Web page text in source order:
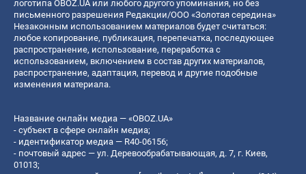
логотипа OBOZ.UA или любого другого упоминания, но без
письменного разрешения Редакции/ООО «Золотая середина»
Незаконным использованием материалов будет считаться:
любое копирование, публикация, перепечатка, последующее
распространение, использование, переработка с
использованием, включением в состав других материалов,
распространение, адаптация, перевод и другие подобные
изменения материала.
Название онлайн медиа — «OBOZ.UA»
- субъект в сфере онлайн медиа;
- идентификатор медиа — R40-06156;
- почтовый адрес — ул. Деревообрабатывающая, д. 7, г. Киев,
01013;